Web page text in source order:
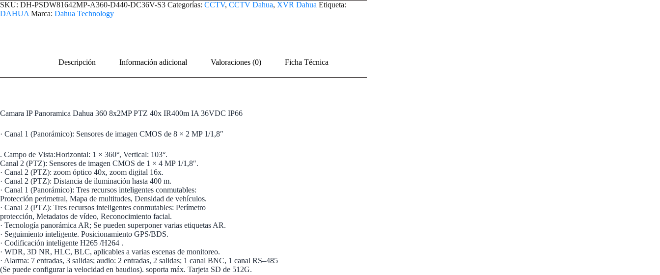
SKU: DH-PSDW81642MP-A360-D440-DC36V-S3 Categorías: CCTV, CCTV Dahua, XVR Dahua Etiqueta:
DAHUA Marca: Dahua Technology
Descripción Información adicional Valoraciones (0) Ficha Técnica
Camara IP Panoramica Dahua 360 8x2MP PTZ 40x IR400m IA 36VDC IP66
· Canal 1 (Panorámico): Sensores de imagen CMOS de 8 × 2 MP 1/1,8″
. Campo de Vista:Horizontal: 1 × 360°, Vertical: 103°.
Canal 2 (PTZ): Sensores de imagen CMOS de 1 × 4 MP 1/1,8″.
· Canal 2 (PTZ): zoom óptico 40x, zoom digital 16x.
· Canal 2 (PTZ): Distancia de iluminación hasta 400 m.
· Canal 1 (Panorámico): Tres recursos inteligentes conmutables:
Protección perimetral, Mapa de multitudes, Densidad de vehículos.
· Canal 2 (PTZ): Tres recursos inteligentes conmutables: Perímetro
protección, Metadatos de vídeo, Reconocimiento facial.
· Tecnología panorámica AR; Se pueden superponer varias etiquetas AR.
· Seguimiento inteligente. Posicionamiento GPS/BDS.
· Codificación inteligente H265 /H264 .
· WDR, 3D NR, HLC, BLC, aplicables a varias escenas de monitoreo.
· Alarma: 7 entradas, 3 salidas; audio: 2 entradas, 2 salidas; 1 canal BNC, 1 canal RS–485
(Se puede configurar la velocidad en baudios). soporta máx. Tarjeta SD de 512G.